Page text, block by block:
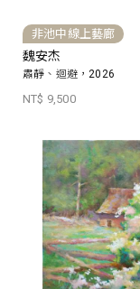
非池中線上藝廊
魏安杰
肅靜、迴避，2026
NT$ 9,500